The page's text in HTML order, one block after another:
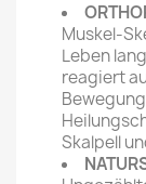
Muskel-
Leben
reagiert
Skalpell